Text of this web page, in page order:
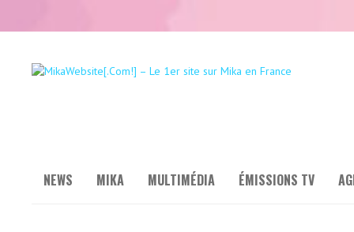
NEWS MIKA MULTIMÉDIA ÉMISSIONS TV